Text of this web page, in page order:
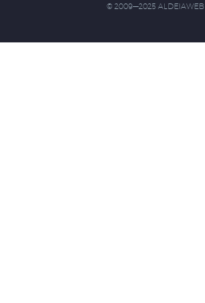
© 2009—2025 ALDEIAWEB